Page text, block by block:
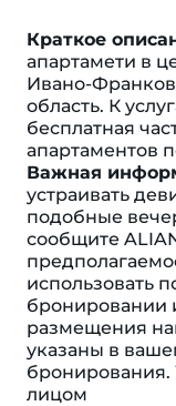
Краткое
апартамети в
Ивано-
область. К
бесплатная
апартаментов
Важная
устраивать
подобные
сообщите
использовать
бронировании
размещения
указаны в
бронирования.
лицом